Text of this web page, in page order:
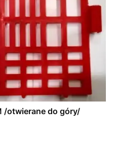
/otwierane do góry/